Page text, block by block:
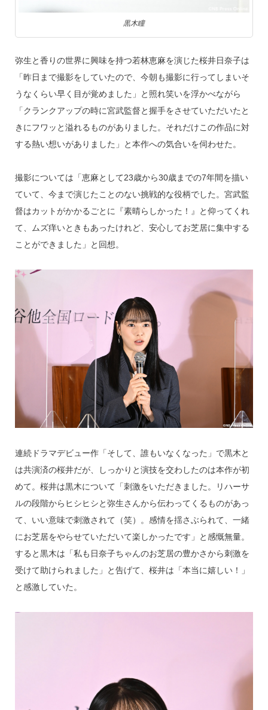
黒木瞳
弥生と香りの世界に興味を持つ若林恵麻を演じた桜井日奈子は
「昨日まで撮影をしていたので、今朝も撮影に行ってしまいそ
うなくらい早く目が覚めました」と照れ笑いを浮かべながら
「クランクアップの時に宮武監督と握手をさせていただいたと
きにフワッと溢れるものがありました。それだけこの作品に対
する熱い想いがありました」と本作への気合いを伺わせた。
撮影については「恵麻として23歳から30歳までの7年間を描い
ていて、今まで演じたことのない挑戦的な役柄でした。宮武監
督はカットがかかるごとに『素晴らしかった！』と仰ってくれ
て、ムズ痒いときもあったけれど、安心してお芝居に集中する
ことができました」と回想。
連続ドラマデビュー作「そして、誰もいなくなった」で黒木と
は共演済の桜井だが、しっかりと演技を交わしたのは本作が初
めて。桜井は黒木について「刺激をいただきました。リハーサ
ルの段階からヒシヒシと弥生さんから伝わってくるものがあっ
て、いい意味で刺激されて（笑）。感情を揺さぶられて、一緒
にお芝居をやらせていただいて楽しかったです」と感慨無量。
すると黒木は「私も日奈子ちゃんのお芝居の豊かさから刺激を
受けて助けられました」と告げて、桜井は「本当に嬉しい！」
と感激していた。